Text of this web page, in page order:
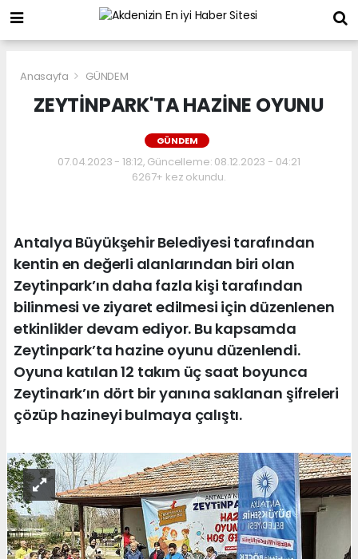
Anasayfa GÜNDEM
ZEYTİNPARK'TA HAZİNE OYUNU
GÜNDEM
07.04.2023 - 18:12, Güncelleme: 08.12.2023 - 04:21
6267+ kez okundu.
Antalya Büyükşehir Belediyesi tarafından
kentin en değerli alanlarından biri olan
Zeytinpark’ın daha fazla kişi tarafından
bilinmesi ve ziyaret edilmesi için düzenlenen
etkinlikler devam ediyor. Bu kapsamda
Zeytinpark’ta hazine oyunu düzenlendi.
Oyuna katılan 12 takım üç saat boyunca
Zeytinark’ın dört bir yanına saklanan şifreleri
çözüp hazineyi bulmaya çalıştı.